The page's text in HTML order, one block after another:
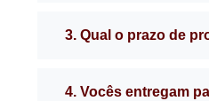
3. Qual o prazo de
4. Vocês entregam